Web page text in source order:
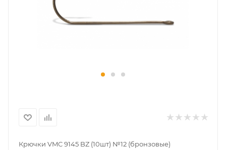
Крючки VMC 9145 BZ (10шт) №12 (бронзовые)